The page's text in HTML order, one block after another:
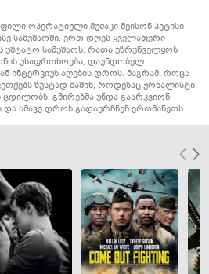
ოპერატიული მუშაკი მეისონ პეტისი
სამუშაოში. ერთ დღეს ყველაფერი
უშტატო სამუშაოს, რათა უზრუნველყოს
უსაფრთხოება, დაუნდობელ
ინტერვიუს აღების დროს. მაგრამ, როცა
ზუსტად მაშინ, როდესაც ჟრნალისტი
ცდილობს, გმირებმა უნდა გაარკვიონ
ამავე დროს გადაურჩნენ ერთმანეთს.